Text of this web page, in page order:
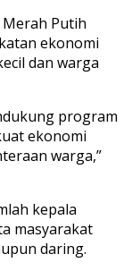
Putih
ekonomi
dan warga
program
ekonomi
warga,”
kepala
masyarakat
daring.